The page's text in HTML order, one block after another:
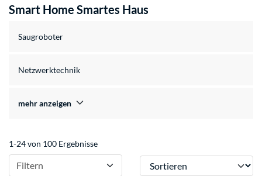
Smart Home Smartes Haus
Saugroboter
Netzwerktechnik
mehr anzeigen
1-24 von 100 Ergebnisse
Filtern Sortieren